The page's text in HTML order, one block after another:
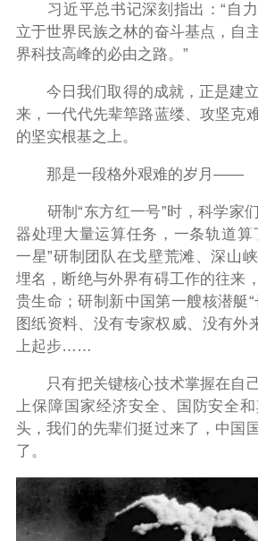
习近平总书记深刻指出：“自力
立于世界民族之林的奋斗基点，自
界科技高峰的必由之路。”
今日我们取得的成就，正是建立
来，一代代先辈筚路蓝缕、攻坚克
的坚实根基之上。
那是一段格外艰难的岁月——
研制“东方红一号”时，科学家
器处理大量运算任务，一条轨道算
一星”研制团队在戈壁荒滩、深山
埋名，断绝与外界有碍工作的往来
贵生命；研制新中国第一艘核潜艇
图纸资料、没有专家权威、没有外
上起步……
只有把关键核心技术掌握在自
上保障国家经济安全、国防安全
头，我们的先辈们挺过来了，中国
了。